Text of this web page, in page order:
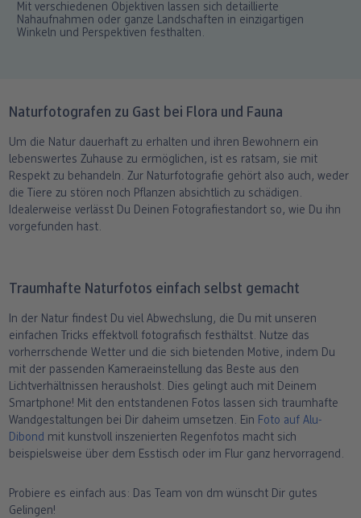
Mit verschiedenen Objektiven lassen sich detaillierte
Nahaufnahmen oder ganze Landschaften in einzigartigen
Winkeln und Perspektiven festhalten.
Naturfotografen zu Gast bei Flora und Fauna
Um die Natur dauerhaft zu erhalten und ihren Bewohnern ein
lebenswertes Zuhause zu ermöglichen, ist es ratsam, sie mit
Respekt zu behandeln. Zur Naturfotografie gehört also auch, weder
die Tiere zu stören noch Pflanzen absichtlich zu schädigen.
Idealerweise verlässt Du Deinen Fotografiestandort so, wie Du ihn
vorgefunden hast.
Traumhafte Naturfotos einfach selbst gemacht
In der Natur findest Du viel Abwechslung, die Du mit unseren
einfachen Tricks effektvoll fotografisch festhältst. Nutze das
vorherrschende Wetter und die sich bietenden Motive, indem Du
mit der passenden Kameraeinstellung das Beste aus den
Lichtverhältnissen herausholst. Dies gelingt auch mit Deinem
Smartphone! Mit den entstandenen Fotos lassen sich traumhafte
Wandgestaltungen bei Dir daheim umsetzen. Ein Foto auf Alu-
Dibond mit kunstvoll inszenierten Regenfotos macht sich
beispielsweise über dem Esstisch oder im Flur ganz hervorragend.
Probiere es einfach aus: Das Team von dm wünscht Dir gutes
Gelingen!